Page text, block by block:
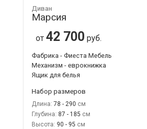
Диван
Марсия
от 42 700 руб.
Фабрика - Фиеста Мебель
Механизм - еврокнижка
Ящик для белья
Набор размеров
Длина: 78 - 290
Глубина: 87 - 185
Высота: 90 - 95